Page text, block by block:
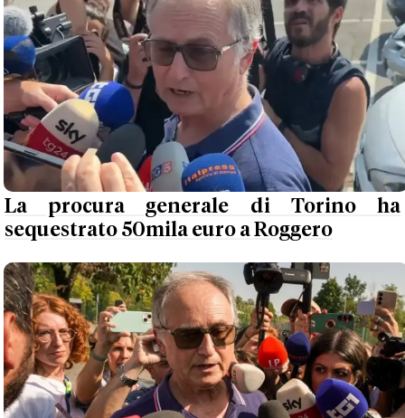
La procura generale di Torino ha
sequestrato 50mila euro a Roggero